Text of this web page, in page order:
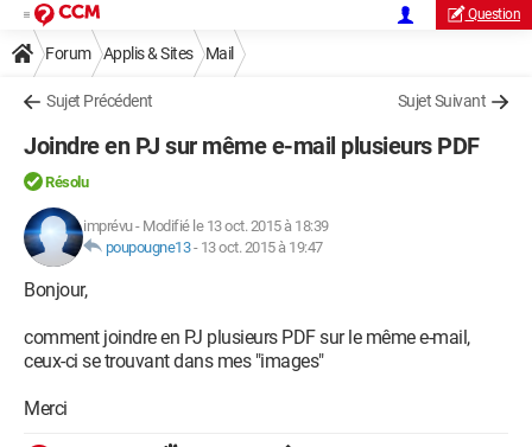
Question
Forum Applis & Sites Mail
Sujet Précédent Sujet Suivant
Joindre en PJ sur même e-mail plusieurs PDF
Résolu
imprévu- Modifié le 13 oct. 2015 à 18:39
poupougne13- 13 oct. 2015 à 19:47
Bonjour,
comment joindre en PJ plusieurs PDF sur le même e-mail,
ceux-ci se trouvant dans mes "images"
Merci